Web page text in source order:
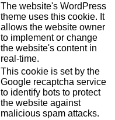
The website's WordPress
theme uses this cookie. It
allows the website owner
to implement or change
the website's content in
real-time.
This cookie is set by the
Google recaptcha service
to identify bots to protect
the website against
malicious spam attacks.